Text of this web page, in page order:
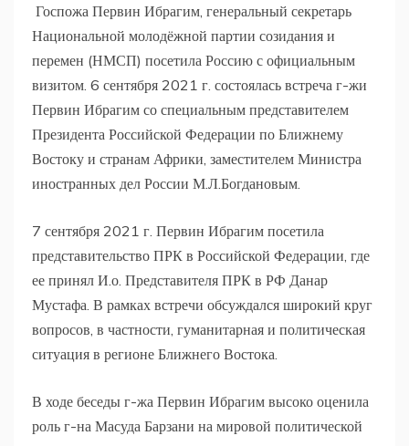
Госпожа Первин Ибрагим, генеральный секретарь
Национальной молодёжной партии созидания и
перемен (НМСП) посетила Россию с официальным
визитом. 6 сентября 2021 г. состоялась встреча г-жи
Первин Ибрагим со специальным представителем
Президента Российской Федерации по Ближнему
Востоку и странам Африки, заместителем Министра
иностранных дел России М.Л.Богдановым.
7 сентября 2021 г. Первин Ибрагим посетила
представительство ПРК в Российской Федерации, где
ее принял И.о. Представителя ПРК в РФ Данар
Мустафа. В рамках встречи обсуждался широкий круг
вопросов, в частности, гуманитарная и политическая
ситуация в регионе Ближнего Востока.
В ходе беседы г-жа Первин Ибрагим высоко оценила
роль г-на Масуда Барзани на мировой политической